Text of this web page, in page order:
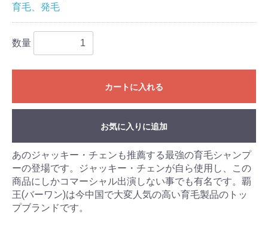
育毛、発毛
数量
カートに入れる
お気に入りに追加
あのジャッキー・チェンも推薦する最強の育毛シャンプ
ーの登場です。ジャッキー・チェンが自ら使用し、この
商品にしかコマーシャル出演しない事でも有名です。覇
王(バーワン)は今中国で大変人気の高い育毛製品のトッ
プブランドです。